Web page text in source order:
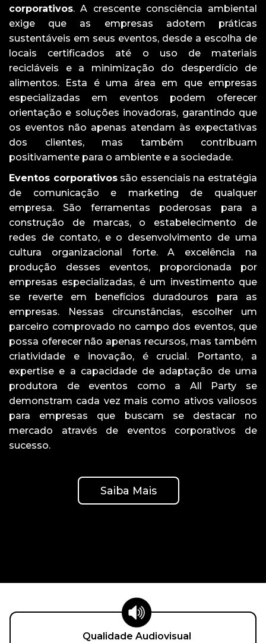
corporativos. A crescente consciência ambiental
exige que as empresas adotem práticas
sustentáveis em seus eventos, desde a escolha de
locais certificados até o uso de materiais
recicláveis e a minimização do desperdício de
alimentos. Esta é uma área em que empresas
especializadas em eventos podem oferecer
orientação e soluções inovadoras, garantindo que
os eventos não apenas atendam às expectativas
dos clientes, mas também contribuam
positivamente para o ambiente e a sociedade.
Eventos corporativossão essenciais na estratégia
de comunicação e marketing de qualquer
empresa. São ferramentas poderosas para a
construção de marcas, o estabelecimento de
redes de contato, e o desenvolvimento de uma
cultura organizacional forte. A excelência na
produção desses eventos, proporcionada por
empresas especializadas, é um investimento que
se reverte em benefícios duradouros para as
empresas. Nessas circunstâncias, escolher um
parceiro comprovado no campo dos eventos, que
possa oferecer não apenas recursos, mas também
criatividade e inovação, é crucial. Portanto, a
expertise e a capacidade de adaptação de uma
produtora de eventos como a All Party se
demonstram cada vez mais como ativos valiosos
para empresas que buscam se destacar no
mercado através de eventos corporativos de
sucesso.
Saiba Mais
Qualidade Audiovisual